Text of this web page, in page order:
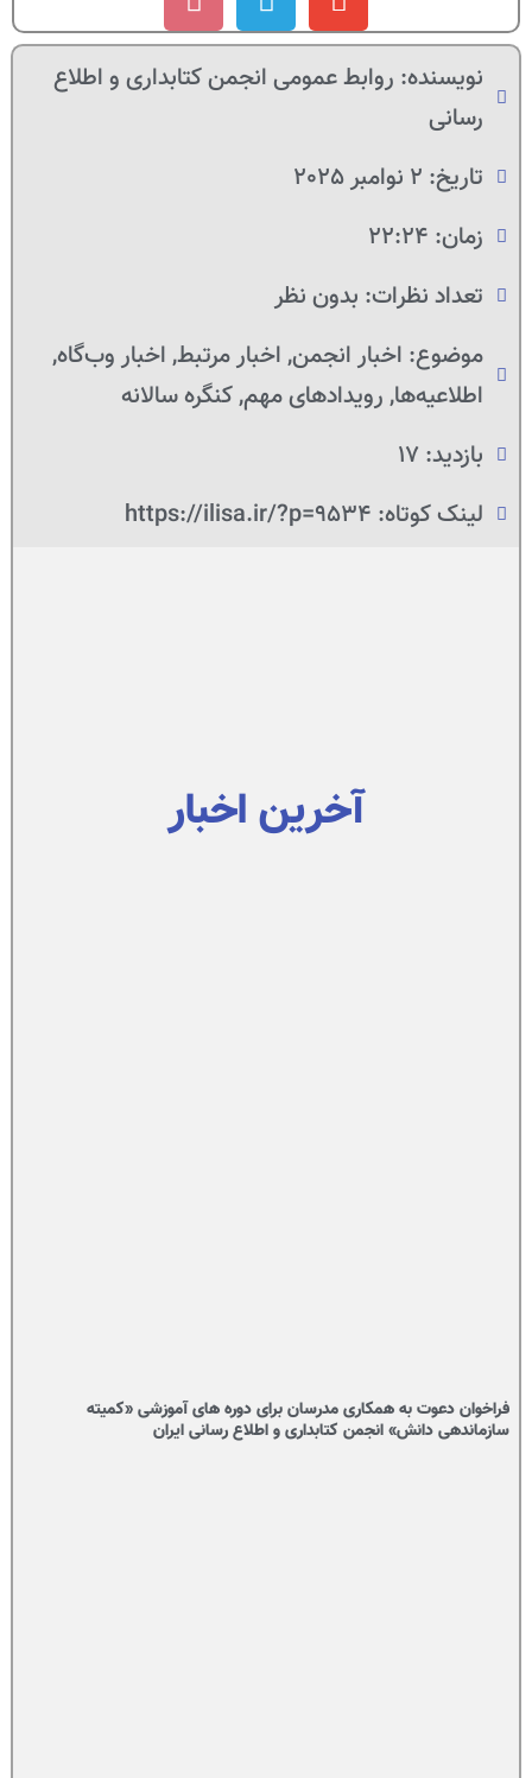
نویسنده: روابط عمومی انجمن کتابداری و اطلاع
رسانی
تاریخ: 2 نوامبر 2025
زمان: 22:24
تعداد نظرات: بدون نظر
موضوع: اخبار انجمن,اخبار مرتبط,اخبار وب‌گاه,
اطلاعیه‌ها,رویدادهای مهم,کنگره سالانه
بازدید: 17
لینک کوتاه: https://ilisa.ir/?p=9534
آخرین اخبار
فراخوان دعوت به همکاری مدرسان برای دوره های آموزشی «کمیته
سازماندهی دانش» انجمن کتابداری و اطلاع رسانی ایران